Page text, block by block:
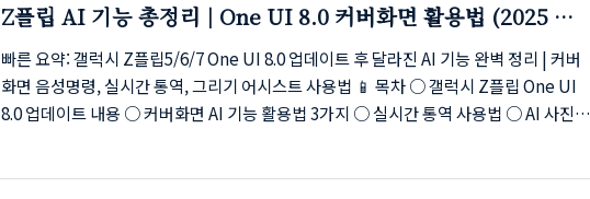
Z플립 AI 기능 총정리 | One UI 8.0 커버화면 활용법 (2025 최
빠른 요약: 갤럭시 Z플립5/6/7 One UI 8.0 업데이트 후 달라진 AI 기능 완벽 정리 | 커버
화면 음성명령, 실시간 통역, 그리기 어시스트 사용법 📱 목차 ○ 갤럭시 Z플립 One UI
8.0 업데이트 내용 ○ 커버화면 AI 기능 활용법 3가지 ○ 실시간 통역 사용법 ○ AI 사진편